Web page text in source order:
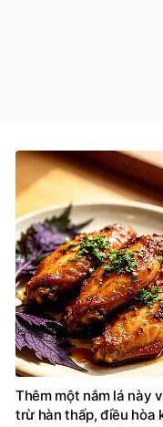
Thêm một nắm lá này
trừ hàn thấp, điều hòa